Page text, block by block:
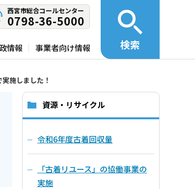
西宮市総合コールセンター
0798-36-5000
情報 事業者向け情報 検索
施しました！
資源・リサイクル
令和6年度古着回収量
「古着リユース」の協働事業の
実施